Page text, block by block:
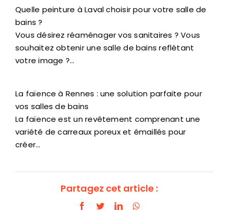
Quelle peinture à Laval choisir pour votre salle de
bains ?
Vous désirez réaménager vos sanitaires ? Vous
souhaitez obtenir une salle de bains reflétant
votre image ?…
La faïence à Rennes : une solution parfaite pour
vos salles de bains
La faïence est un revêtement comprenant une
variété de carreaux poreux et émaillés pour
créer…
Partagez cet article :
Facebook
TwitterLinkedIn